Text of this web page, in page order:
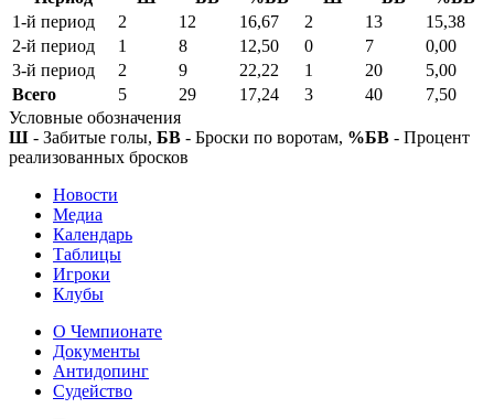
1-й период
2 12 16,67 2 13
15,38
2-й период
1 8 12,50 0 7
0,00
3-й период
2 9 22,22 1 20
5,00
Всего
5 29 17,24 3 40
7,50
Условные обозначения
Ш - Забитые голы, БВ - Броски по воротам, %БВ - Процент
реализованных бросков
Новости
Медиа
Календарь
Таблицы
Игроки
Клубы
О Чемпионате
Документы
Антидопинг
Судейство